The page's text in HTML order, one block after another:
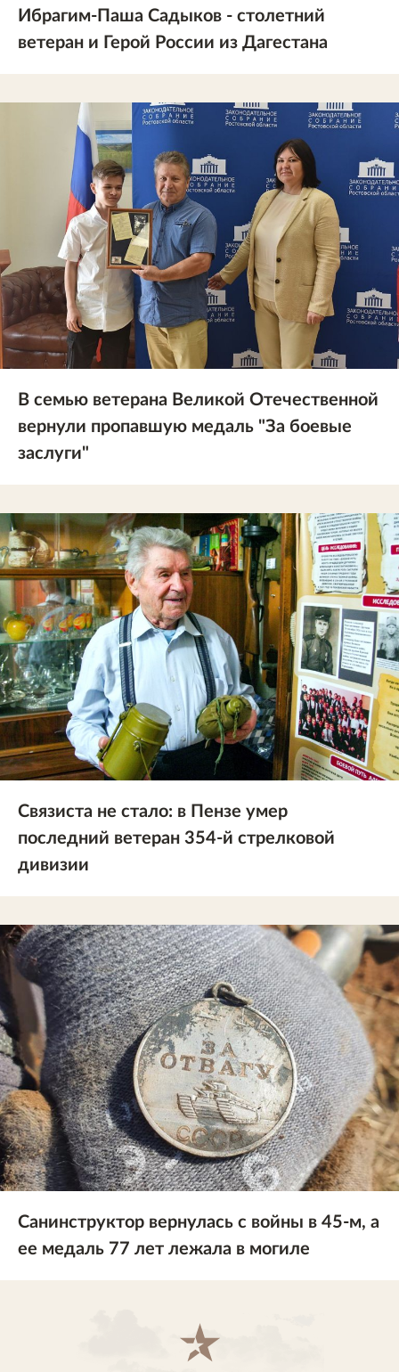
Ибрагим-Паша Садыков - столетний
ветеран и Герой России из Дагестана
В семью ветерана Великой Отечественной
вернули пропавшую медаль "За боевые
заслуги"
Связиста не стало: в Пензе умер
последний ветеран 354-й стрелковой
дивизии
Санинструктор вернулась с войны в 45-м, а
ее медаль 77 лет лежала в могиле